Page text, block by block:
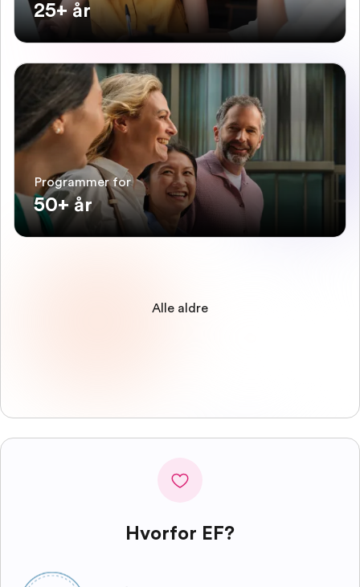
25+ år
Programmer for
50+ år
Alle aldre
Hvorfor EF?